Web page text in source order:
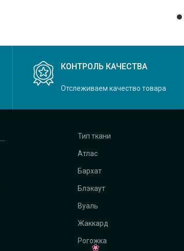
КОНТРОЛЬ КАЧЕСТВА
Отслеживаем качество товара
Тип ткани
Атлас
Бархат
Блэкаут
Вуаль
Жаккард
Рогожка